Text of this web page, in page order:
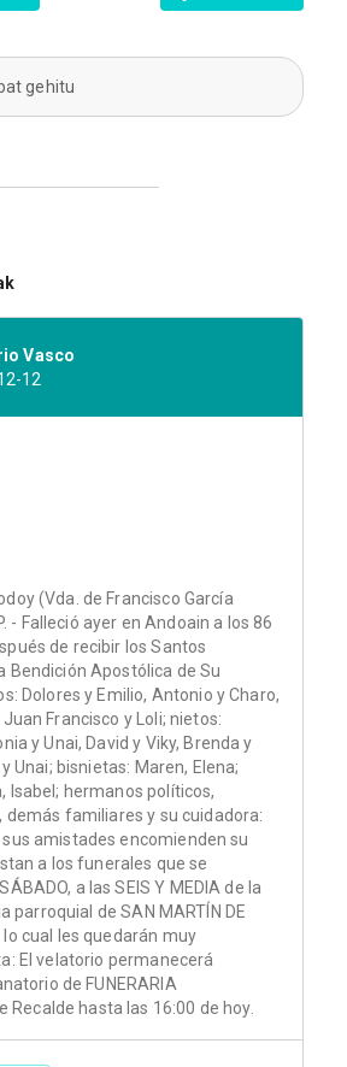
gehitu
Vasco
12
(Vda. de Francisco García
- Falleció ayer en Andoain a los 86
de recibir los Santos
Bendición Apostólica de Su
Dolores y Emilio, Antonio y Charo,
Francisco y Loli; nietos:
y Unai, David y Viky, Brenda y
Unai; bisnietas: Maren, Elena;
Isabel; hermanos políticos,
demás familiares y su cuidadora:
sus amistades encomienden su
a los funerales que se
a las SEIS Y MEDIA de la
parroquial de SAN MARTÍN DE
lo cual les quedarán muy
El velatorio permanecerá
de FUNERARIA
Recalde hasta las 16:00 de hoy.